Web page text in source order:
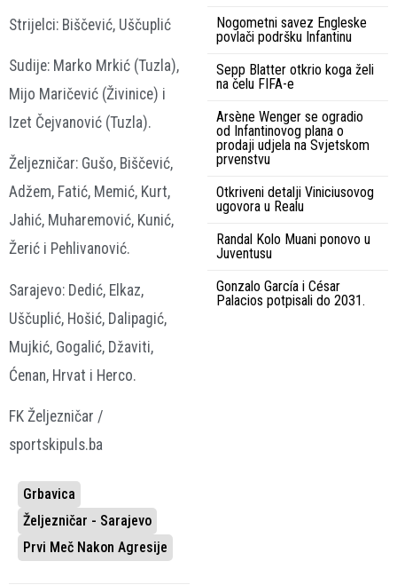
Strijelci: Biščević, Uščuplić
Sudije: Marko Mrkić (Tuzla),
Mijo Maričević (Živinice) i
Izet Čejvanović (Tuzla).
Željezničar: Gušo, Biščević,
Adžem, Fatić, Memić, Kurt,
Jahić, Muharemović, Kunić,
Žerić i Pehlivanović.
Sarajevo: Dedić, Elkaz,
Uščuplić, Hošić, Dalipagić,
Mujkić, Gogalić, Džaviti,
Ćenan, Hrvat i Herco.
FK Željezničar /
sportskipuls.ba
Grbavica
Željezničar - Sarajevo
Prvi Meč Nakon Agresije
Nogometni savez Engleske
povlači podršku Infantinu
Sepp Blatter otkrio koga želi
na čelu FIFA-e
Arsène Wenger se ogradio
od Infantinovog plana o
prodaji udjela na Svjetskom
prvenstvu
Otkriveni detalji Viniciusovog
ugovora u Realu
Randal Kolo Muani ponovo u
Juventusu
Gonzalo García i César
Palacios potpisali do 2031.